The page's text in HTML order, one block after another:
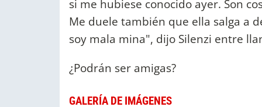
si me hubiese conocido ayer. Son
Me duele también que ella salga a
soy mala mina", dijo Silenzi entre
¿Podrán ser amigas?
GALERÍA DE IMÁGENES